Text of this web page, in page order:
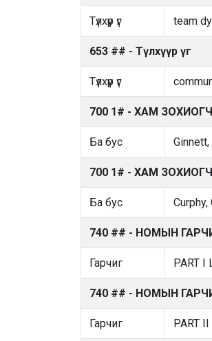
Түлхүүр үг team
653 ## - Түлхүүр үг
Түлхүүр үг
700 1# - ХАМ
Ба бус
700 1# - ХАМ
Ба бус
740 ## - НОМЫН
Гарчиг PART I
740 ## - НОМЫН
Гарчиг PART II